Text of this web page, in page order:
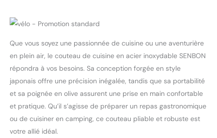
Que vous soyez une passionnée de cuisine ou une aventurière
en plein air, le couteau de cuisine en acier inoxydable SENBON
répondra à vos besoins. Sa conception forgée en style
japonais offre une précision inégalée, tandis que sa portabilité
et sa poignée en olive assurent une prise en main confortable
et pratique. Qu’il s’agisse de préparer un repas gastronomique
ou de cuisiner en camping, ce couteau pliable et robuste est
votre allié idéal.